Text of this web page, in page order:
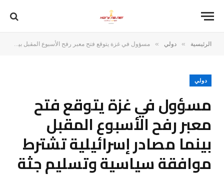
الرئيسية » دولي » مسؤول في غزة يتوقع فتح معبر رفح الأسبوع المقبل بينما مصادر إسرائيلية تشترط موافقة سياسية وتسليم جثة
دولي
مسؤول في غزة يتوقع فتح
معبر رفح الأسبوع المقبل
بينما مصادر إسرائيلية تشترط
موافقة سياسية وتسليم جثة